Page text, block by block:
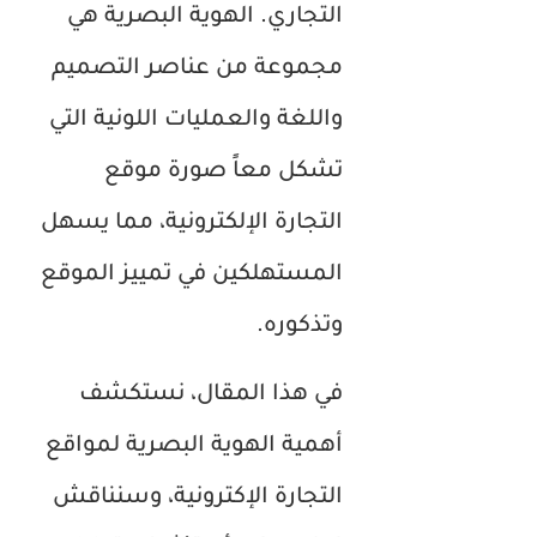
التجاري. الهوية البصرية هي
مجموعة من عناصر التصميم
واللغة والعمليات اللونية التي
تشكل معاً صورة موقع
التجارة الإلكترونية، مما يسهل
المستهلكين في تمييز الموقع
وتذكوره.
في هذا المقال، نستكشف
أهمية الهوية البصرية لمواقع
التجارة الإكترونية، وسنناقش